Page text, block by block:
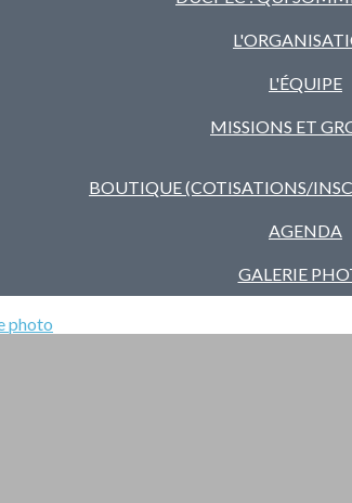
L'ÉQUIPE
MISSIONS ET
BOUTIQUE (COTISATIONS/
AGENDA
GALERIE
photo